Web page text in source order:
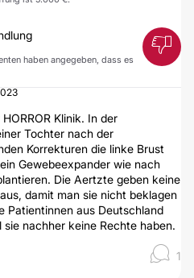
haben angegeben, dass es
Klinik. In der
Tochter nach der
Korrekturen die linke Brust
Gewebeexpander wie nach
Die Aertzte geben keine
damit man sie nicht beklagen
Patientinnen aus Deutschland
nachher keine Rechte haben.
1